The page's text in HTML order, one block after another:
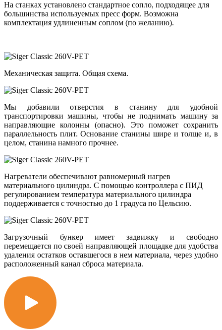
На станках установлено стандартное сопло, подходящее для
большинства используемых пресс форм. Возможна
комплектация удлиненным соплом (по желанию).
Механическая защита. Общая схема.
Мы добавили отверстия в станину для удобной
транспортировки машины, чтобы не поднимать машину за
направляющие колонны (опасно). Это поможет сохранить
параллельность плит. Основание станины шире и толще и, в
целом, станина намного прочнее.
Нагреватели обеспечивают равномерный нагрев
материального цилиндра. С помощью контроллера с ПИД
регулированием температура материального цилиндра
поддерживается с точностью до 1 градуса по Цельсию.
Загрузочный бункер имеет задвижку и свободно
перемещается по своей направляющей площадке для удобства
удаления остатков оставшегося в нем материала, через удобно
расположенный канал сброса материала.